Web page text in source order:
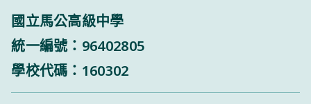
國立馬公高級中學
統一編號：96402805
學校代碼：160302